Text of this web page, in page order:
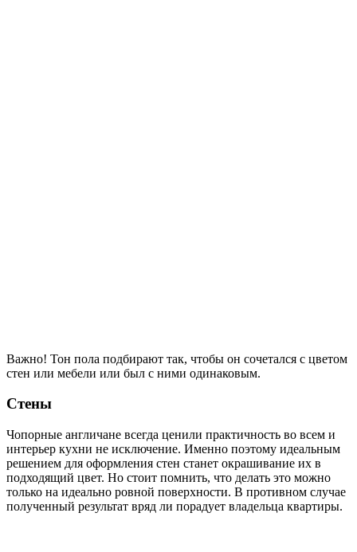
Важно! Тон пола подбирают так, чтобы он сочетался с цветом
стен или мебели или был с ними одинаковым.
Стены
Чопорные англичане всегда ценили практичность во всем и
интерьер кухни не исключение. Именно поэтому идеальным
решением для оформления стен станет окрашивание их в
подходящий цвет. Но стоит помнить, что делать это можно
только на идеально ровной поверхности. В противном случае
полученный результат вряд ли порадует владельца квартиры.